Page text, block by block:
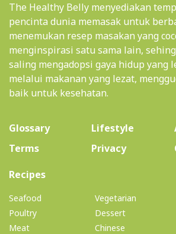
The Healthy Belly menyediakan
pencinta dunia memasak untuk
menemukan resep masakan yang
menginspirasi satu sama lain,
saling mengadopsi gaya hidup yang
melalui makanan yang lezat,
baik untuk kesehatan.
Glossary Lifestyle
Terms
Privacy
Recipes(current)
Seafood
Poultry
Meat
Vegetarian
Dessert
Chinese